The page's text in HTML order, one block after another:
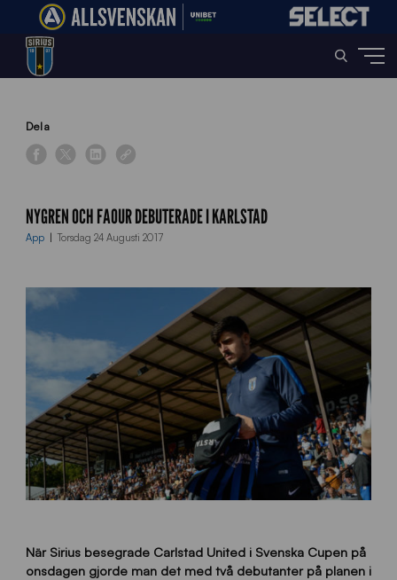
Home»
Dela
NYGREN OCH FAOUR DEBUTERADE I KARLSTAD
App Torsdag 24 Augusti 2017
När Sirius besegrade Carlstad United i Svenska Cupen på
onsdagen gjorde man det med två debutanter på planen i